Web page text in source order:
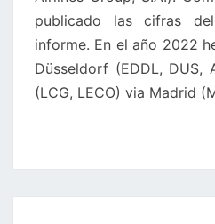
EL
publicado las cifras
informe. En el año 2022
Düsseldorf (EDDL, DUS,
(LCG, LECO) via Madrid